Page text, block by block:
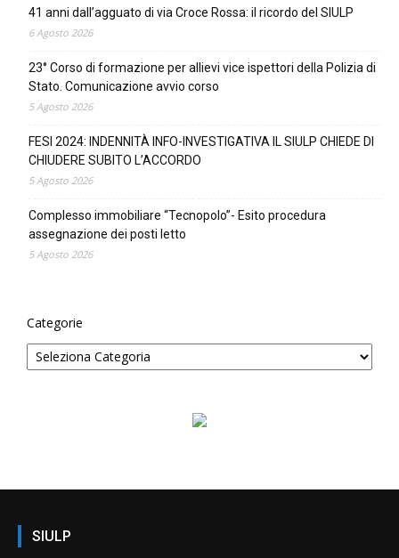
41 anni dall’agguato di via Croce Rossa: il ricordo del SIULP
6 Agosto 2026
23° Corso di formazione per allievi vice ispettori della Polizia di
Stato. Comunicazione avvio corso
5 Agosto 2026
FESI 2024: INDENNITÀ INFO-INVESTIGATIVA IL SIULP CHIEDE DI
CHIUDERE SUBITO L’ACCORDO
5 Agosto 2026
Complesso immobiliare “Tecnopolo”- Esito procedura
assegnazione dei posti letto
5 Agosto 2026
Categorie
SIULP